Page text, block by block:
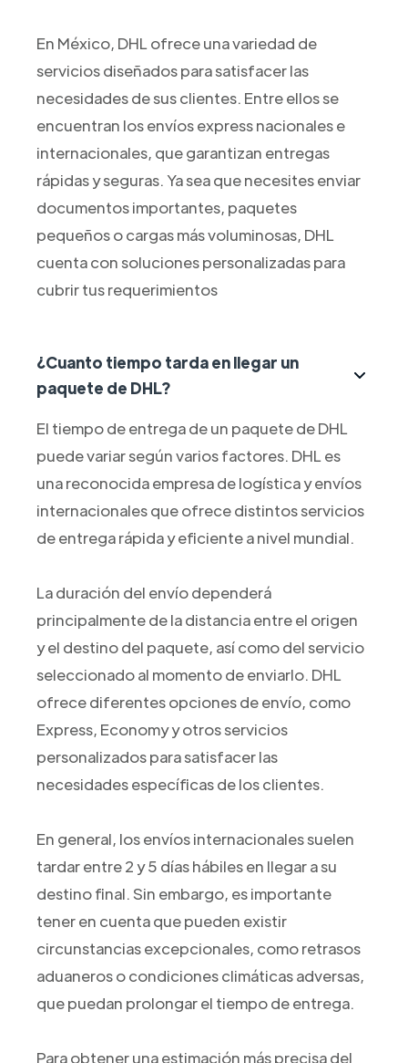
En México, DHL ofrece una variedad de
servicios diseñados para satisfacer las
necesidades de sus clientes. Entre ellos se
encuentran los envíos express nacionales e
internacionales, que garantizan entregas
rápidas y seguras. Ya sea que necesites enviar
documentos importantes, paquetes
pequeños o cargas más voluminosas, DHL
cuenta con soluciones personalizadas para
cubrir tus requerimientos
¿Cuanto tiempo tarda en llegar un
paquete de DHL?
El tiempo de entrega de un paquete de DHL
puede variar según varios factores. DHL es
una reconocida empresa de logística y envíos
internacionales que ofrece distintos servicios
de entrega rápida y eficiente a nivel mundial.
La duración del envío dependerá
principalmente de la distancia entre el origen
y el destino del paquete, así como del servicio
seleccionado al momento de enviarlo. DHL
ofrece diferentes opciones de envío, como
Express, Economy y otros servicios
personalizados para satisfacer las
necesidades específicas de los clientes.
En general, los envíos internacionales suelen
tardar entre 2 y 5 días hábiles en llegar a su
destino final. Sin embargo, es importante
tener en cuenta que pueden existir
circunstancias excepcionales, como retrasos
aduaneros o condiciones climáticas adversas,
que puedan prolongar el tiempo de entrega.
Para obtener una estimación más precisa del